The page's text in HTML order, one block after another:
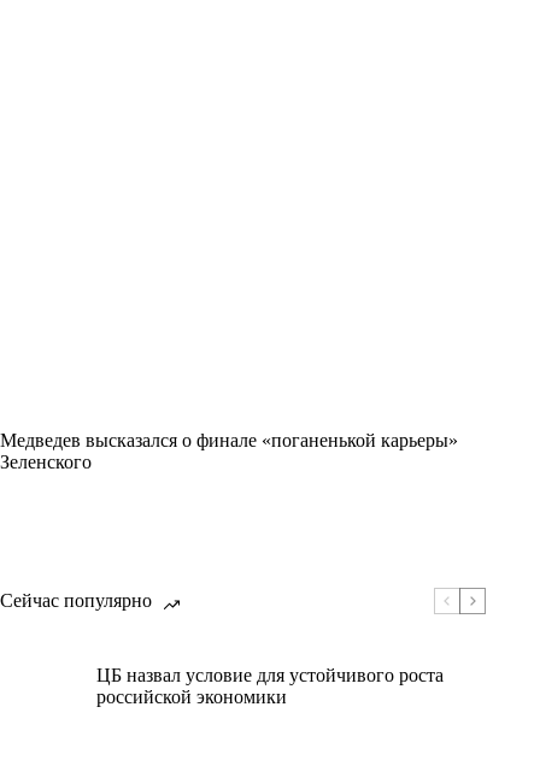
Медведев высказался о финале «поганенькой карьеры»
Зеленского
Сейчас популярно
ЦБ назвал условие для устойчивого роста
российской экономики